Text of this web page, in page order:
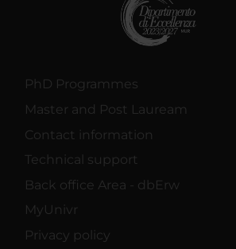
PhD Programmes
Master and Post Lauream
Contact information
Technical support
Back office Area - dbErw
MyUnivr
Privacy policy